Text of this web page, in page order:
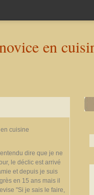
cuisine
dire que je ne
le déclic est arrivé
et depuis je suis
en 15 ans mais il
"Si je sais le faire,